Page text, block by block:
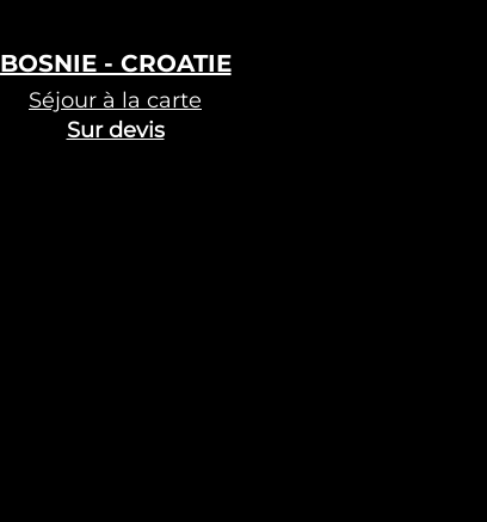
BOSNIE - CROATIE
Séjour à la carte
Sur devis